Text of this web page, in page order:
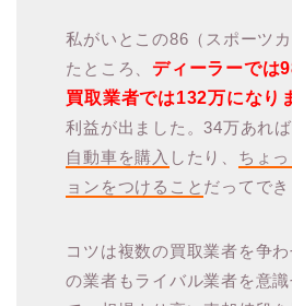
私がいとこの86（スポーツ
たところ、 ディーラーでは
買取業者では132万になり
利益が出ました。34万あれば
自動車を購入 したり、 ちょ
ョンをつけること だってでき
コツは複数の買取業者を争
の業者もライバル業者を意